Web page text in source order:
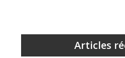
Articles